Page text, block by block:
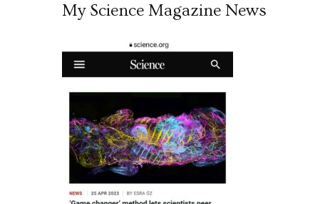
My Science Magazine News